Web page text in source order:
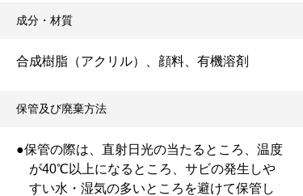
成分・材質
合成樹脂（アクリル）、顔料、有機溶剤
保管及び廃棄方法
●保管の際は、直射日光の当たるところ、温度
が40℃以上になるところ、サビの発生しや
すい水・湿気の多いところを避けて保管し